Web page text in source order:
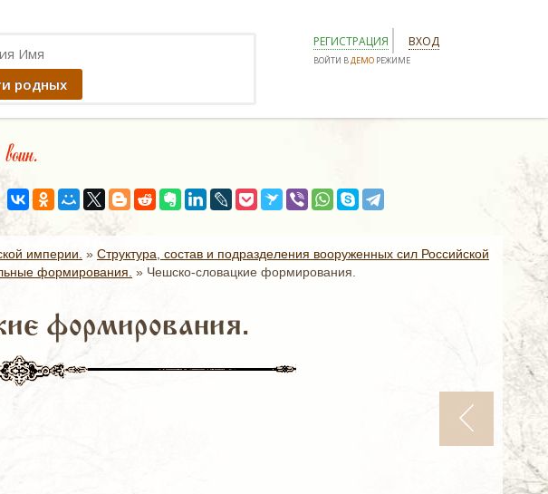
родных
РЕГИСТРАЦИЯ ВХОД
ВОЙТИ ВДЕМО РЕЖИМЕ
империи. » Структура, состав и подразделения вооруженных сил Российской
формирования. » Чешско-словацкие формирования.
формирования.